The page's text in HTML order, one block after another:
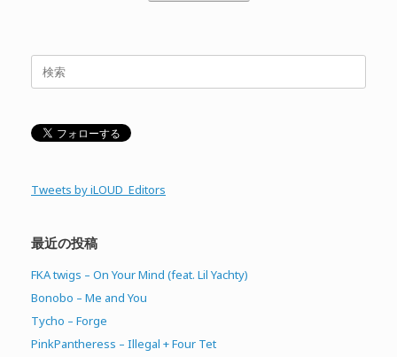
検
Tweets by iLOUD_Editors
最近の投稿
FKA twigs – On Your Mind (feat. Lil Yachty)
Bonobo – Me and You
Tycho – Forge
PinkPantheress – Illegal + Four Tet